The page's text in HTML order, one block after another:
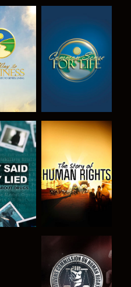
KIJK
KIJK
KIJK